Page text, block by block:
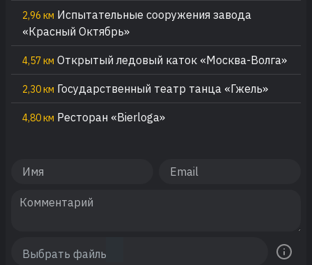
2,96 км Испытательные сооружения завода
«Красный Октябрь»
4,57 км Открытый ледовый каток «Москва-Волга»
2,30 км Государственный театр танца «Гжель»
4,80 км Ресторан «Bierloga»